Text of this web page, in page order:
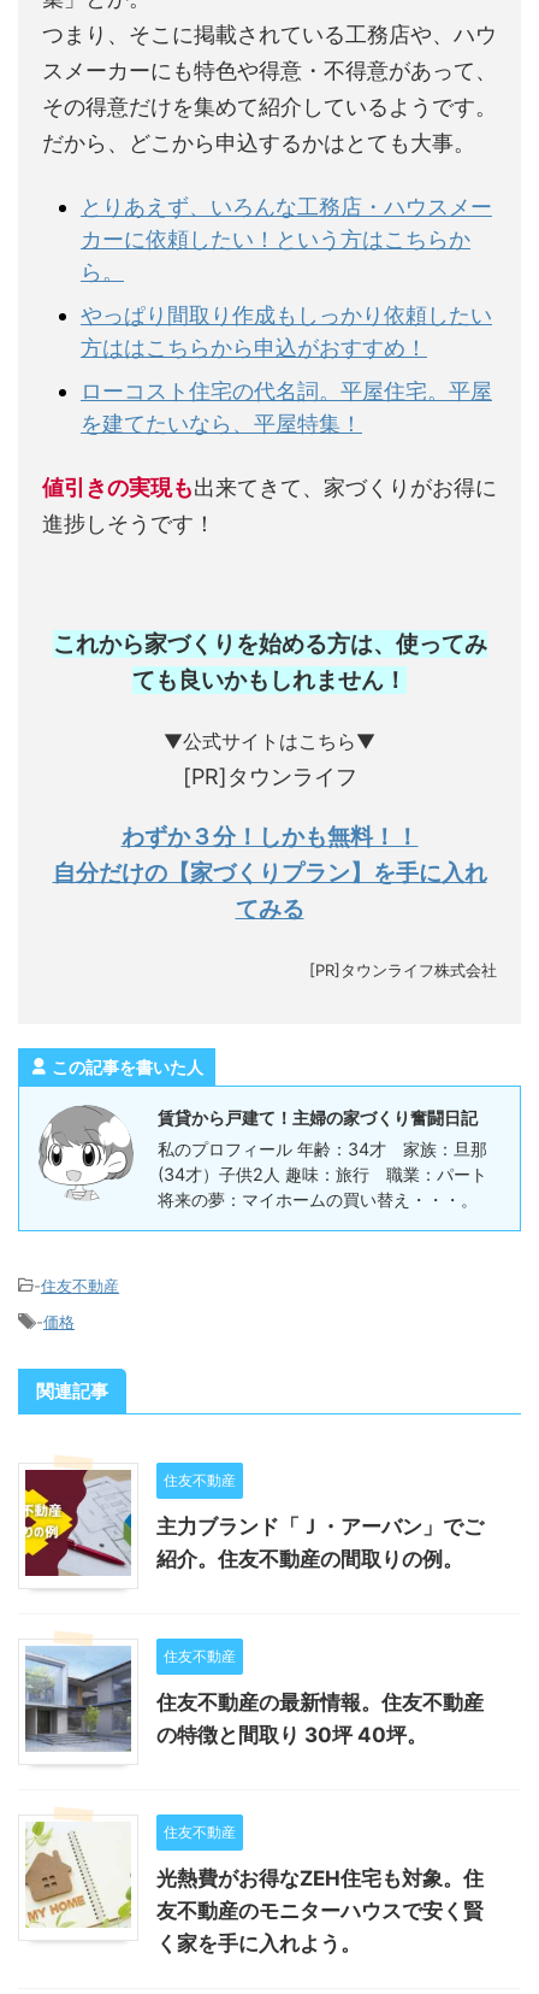
つまり、そこに掲載されている工務店や、ハウ
スメーカーにも特色や得意・不得意があって、
その得意だけを集めて紹介しているようです。
だから、どこから申込するかはとても大事。
とりあえず、いろんな工務店・ハウスメー
カーに依頼したい！という方はこちらか
ら。
やっぱり間取り作成もしっかり依頼したい
方ははこちらから申込がおすすめ！
ローコスト住宅の代名詞。平屋住宅。平屋
を建てたいなら、平屋特集！
値引きの実現も出来てきて、家づくりがお得に
進捗しそうです！
これから家づくりを始める方は、使ってみ
ても良いかもしれません ！
▼公式サイトはこちら▼
[PR]タウンライフ
わずか３分！しかも無料！！
自分だけの【家づくりプラン】を手に入れ
てみる
[PR]タウンライフ株式会社
この記事を書いた人
賃貸から戸建て！主婦の家づくり奮闘日記
私のプロフィール 年齢：34才 家族：旦那
(34才）子供2人 趣味：旅行 職業：パート
将来の夢：マイホームの買い替え・・・。
-住友不動産
-価格
関連記事
住友不動産
主力ブランド「Ｊ・アーバン」でご
紹介。住友不動産の間取りの例。
住友不動産
住友不動産の最新情報。住友不動産
の特徴と間取り 30坪 40坪。
住友不動産
光熱費がお得なZEH住宅も対象。住
友不動産のモニターハウスで安く賢
く家を手に入れよう。